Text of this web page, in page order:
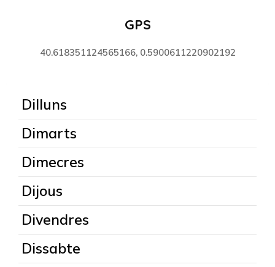
GPS
40.618351124565166, 0.5900611220902192
Dilluns
Dimarts
Dimecres
Dijous
Divendres
Dissabte